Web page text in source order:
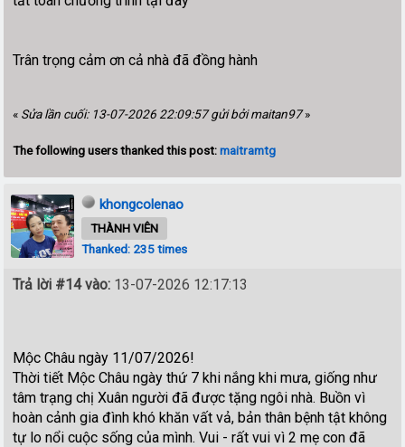
Trân trọng cảm ơn cả nhà đã đồng hành
« Sửa lần cuối: 13-07-2026 22:09:57 gửi bởi maitan97»
The following users thanked this post:maitramtg
khongcolenao
THÀNH VIÊN
Thanked: 235 times
Trả lời #14 vào: 13-07-2026 12:17:13
Mộc Châu ngày 11/07/2026!
Thời tiết Mộc Châu ngày thứ 7 khi nắng khi mưa, giống như
tâm trạng chị Xuân người đã được tặng ngôi nhà. Buồn vì
hoàn cảnh gia đình khó khăn vất vả, bản thân bệnh tật không
tự lo nổi cuộc sống của mình. Vui - rất vui vì 2 mẹ con đã